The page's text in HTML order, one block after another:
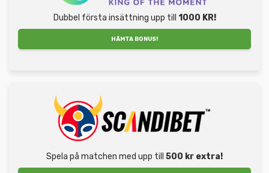
Dubbel första insättning upp till 1000 KR!
HÄMTA BONUS!
Spela på matchen med upp till 500 kr extra!